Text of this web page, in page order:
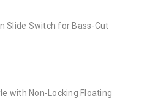
Slide Switch for Bass-Cut
with Non-Locking Floating